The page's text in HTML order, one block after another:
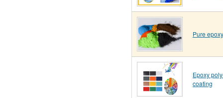
Pure
Epoxy
coating